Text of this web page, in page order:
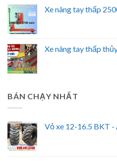
Xe nâng tay thấp
Xe nâng tay thấp
BÁN CHẠY NHẤT
Vỏ xe 12-16.5 BKT